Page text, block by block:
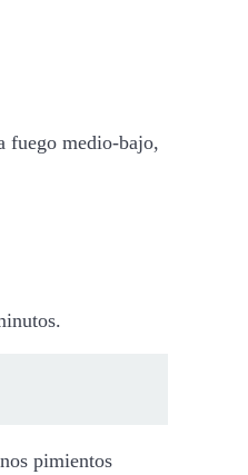
fuego medio-bajo,
pimientos